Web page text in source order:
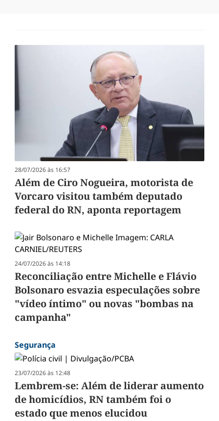
28/07/2026 às 16:57
Além de Ciro Nogueira, motorista de
Vorcaro visitou também deputado
federal do RN, aponta reportagem
24/07/2026 às 14:18
Reconciliação entre Michelle e Flávio
Bolsonaro esvazia especulações sobre
"vídeo íntimo" ou novas "bombas na
campanha"
Segurança
23/07/2026 às 12:48
Lembrem-se: Além de liderar aumento
de homicídios, RN também foi o
estado que menos elucidou